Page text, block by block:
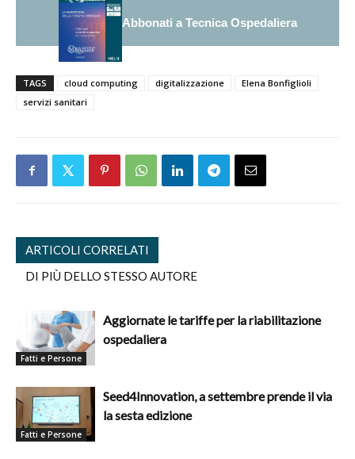
Abbonati a Tecnica Ospedaliera
TAGS cloud computing digitalizzazione
Elena Bonfiglioli
servizi sanitari
ARTICOLI CORRELATI
DI PIÙ DELLO STESSO AUTORE
Fatti e Persone
Aggiornate le tariffe per la riabilitazione
ospedaliera
Fatti e Persone
Seed4Innovation, a settembre prende il via
la sesta edizione